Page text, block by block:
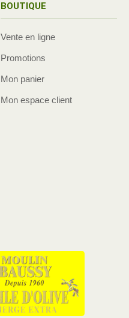
BOUTIQUE
Vente en ligne
Promotions
Mon panier
Mon espace client